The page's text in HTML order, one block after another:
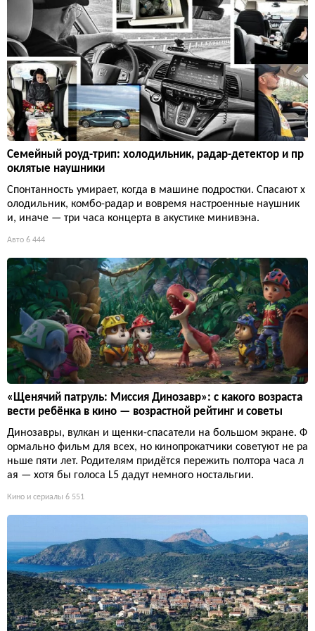
Семейный роуд-трип: холодильник, радар-детектор и пр
оклятые наушники
Спонтанность умирает, когда в машине подростки. Спасают х
олодильник, комбо-радар и вовремя настроенные наушник
и, иначе — три часа концерта в акустике минивэна.
Авто 6 444
«Щенячий патруль: Миссия Динозавр»: с какого возраста
вести ребёнка в кино — возрастной рейтинг и советы
Динозавры, вулкан и щенки-спасатели на большом экране. Ф
ормально фильм для всех, но кинопрокатчики советуют не ра
ньше пяти лет. Родителям придётся пережить полтора часа л
ая — хотя бы голоса L5 дадут немного ностальгии.
Кино и сериалы 6 551